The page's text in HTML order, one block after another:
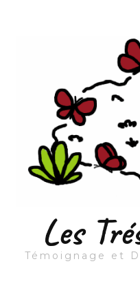
Les
Témoignage et